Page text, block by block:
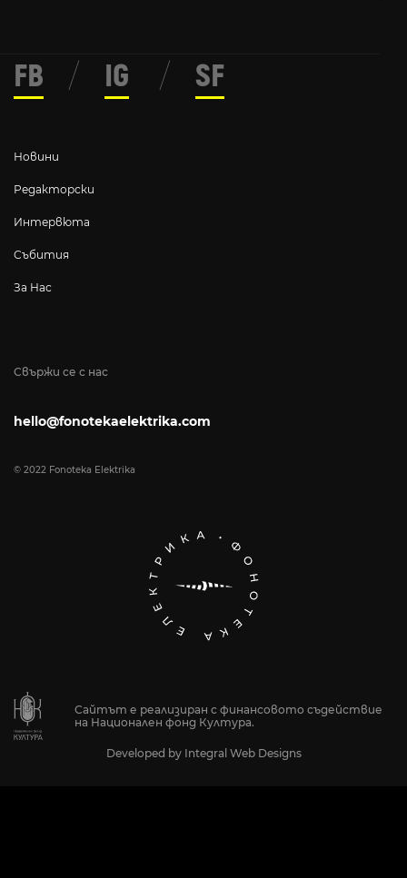
Свържи се с нас
hello@fonotekaelektrika.com
© 2022 Fonoteka Elektrika
Новини
Редакторски
Интервюта
Събития
За Нас
FB / IG / SF
Сайтът е реализиран с финансовото съдействие
на Национален фонд Култура.
Developed by Integral Web Designs